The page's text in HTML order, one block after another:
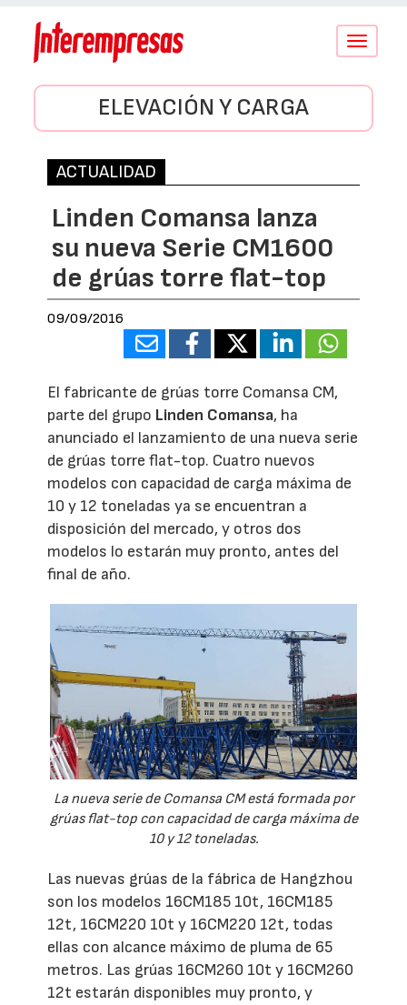
Conmutar
ELEVACIÓN Y CARGA
ACTUALIDAD
Linden Comansa lanza
su nueva Serie CM1600
de grúas torre flat-top
09/09/2016
El fabricante de grúas torre Comansa CM,
parte del grupo Linden Comansa, ha
anunciado el lanzamiento de una nueva serie
de grúas torre flat-top. Cuatro nuevos
modelos con capacidad de carga máxima de
10 y 12 toneladas ya se encuentran a
disposición del mercado, y otros dos
modelos lo estarán muy pronto, antes del
final de año.
La nueva serie de Comansa CM está formada por
grúas flat-top con capacidad de carga máxima de
10 y 12 toneladas.
Las nuevas grúas de la fábrica de Hangzhou
son los modelos 16CM185 10t, 16CM185
12t, 16CM220 10t y 16CM220 12t, todas
ellas con alcance máximo de pluma de 65
metros. Las grúas 16CM260 10t y 16CM260
12t estarán disponibles muy pronto, y